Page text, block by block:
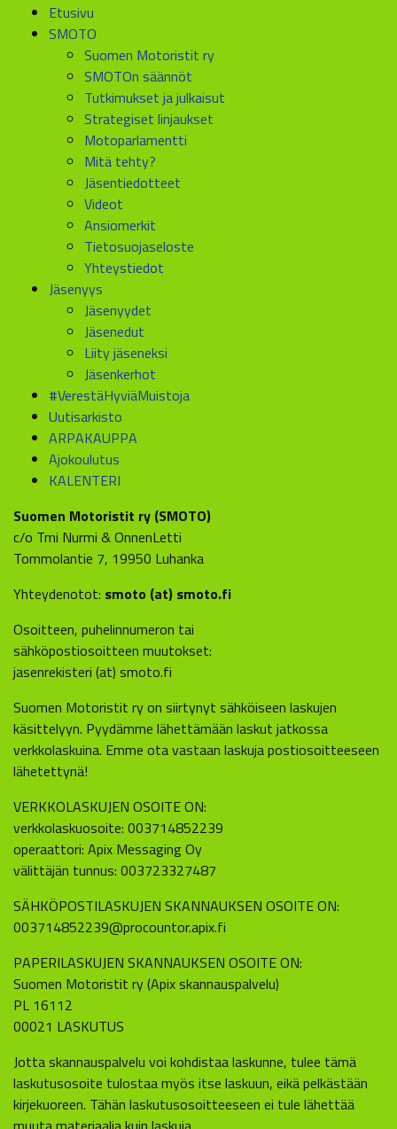
Etusivu
SMOTO
Suomen Motoristit ry
SMOTOn säännöt
Tutkimukset ja julkaisut
Strategiset linjaukset
Motoparlamentti
Mitä tehty?
Jäsentiedotteet
Videot
Ansiomerkit
Tietosuojaseloste
Yhteystiedot
Jäsenyys
Jäsenyydet
Jäsenedut
Liity jäseneksi
Jäsenkerhot
#VerestäHyviäMuistoja
Uutisarkisto
ARPAKAUPPA
Ajokoulutus
KALENTERI
Suomen Motoristit ry (SMOTO)
c/o Tmi Nurmi & OnnenLetti
Tommolantie 7, 19950 Luhanka
Yhteydenotot: smoto (at) smoto.fi
Osoitteen, puhelinnumeron tai
sähköpostiosoitteen muutokset:
jasenrekisteri (at) smoto.fi
Suomen Motoristit ry on siirtynyt sähköiseen laskujen
käsittelyyn. Pyydämme lähettämään laskut jatkossa
verkkolaskuina. Emme ota vastaan laskuja postiosoitteeseen
lähetettynä!
VERKKOLASKUJEN OSOITE ON:
verkkolaskuosoite: 003714852239
operaattori: Apix Messaging Oy
välittäjän tunnus: 003723327487
SÄHKÖPOSTILASKUJEN SKANNAUKSEN OSOITE ON:
003714852239@procountor.apix.fi
PAPERILASKUJEN SKANNAUKSEN OSOITE ON:
Suomen Motoristit ry (Apix skannauspalvelu)
PL 16112
00021 LASKUTUS
Jotta skannauspalvelu voi kohdistaa laskunne, tulee tämä
laskutusosoite tulostaa myös itse laskuun, eikä pelkästään
kirjekuoreen. Tähän laskutusosoitteeseen ei tule lähettää